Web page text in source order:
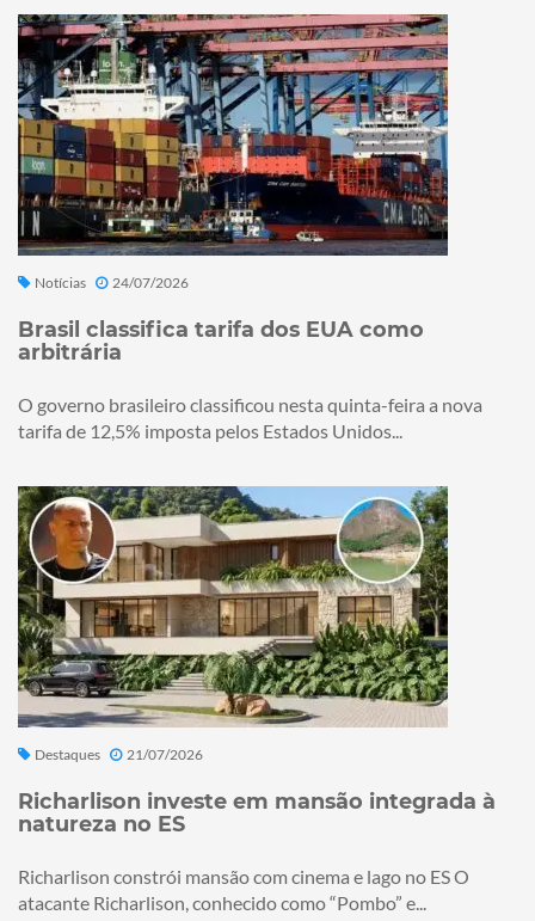
Notícias 24/07/2026
Brasil classifica tarifa dos EUA como
arbitrária
O governo brasileiro classificou nesta quinta-feira a nova
tarifa de 12,5% imposta pelos Estados Unidos...
Destaques 21/07/2026
Richarlison investe em mansão integrada à
natureza no ES
Richarlison constrói mansão com cinema e lago no ES O
atacante Richarlison, conhecido como “Pombo” e...